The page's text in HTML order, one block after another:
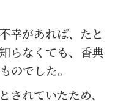
幸があれば、たと
らなくても、香典
のでした。
されていたため、